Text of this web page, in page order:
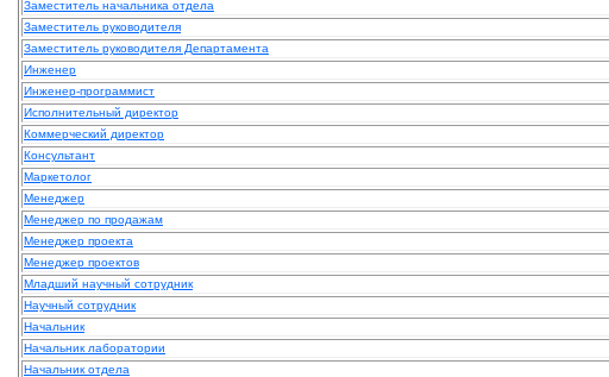
Заместитель начальника отдела
Заместитель руководителя
Заместитель руководителя Департамента
Инженер
Инженер-программист
Исполнительный директор
Коммерческий директор
Консультант
Маркетолог
Менеджер
Менеджер по продажам
Менеджер проекта
Менеджер проектов
Младший научный сотрудник
Научный сотрудник
Начальник
Начальник лаборатории
Начальник отдела